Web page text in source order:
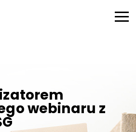
webinaru z